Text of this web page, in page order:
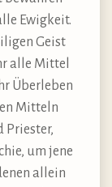
Ewigkeit.
Geist
alle Mittel
Überleben
Mitteln
Priester,
um jene
allein